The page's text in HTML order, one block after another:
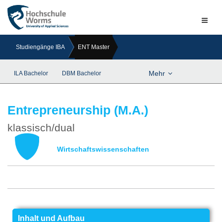
Studiengänge IBA ENT Master
ILA Bachelor DBM Bachelor Mehr
Entrepreneurship (M.A.)
klassisch/dual
Wirtschaftswissenschaften
Inhalt und Aufbau